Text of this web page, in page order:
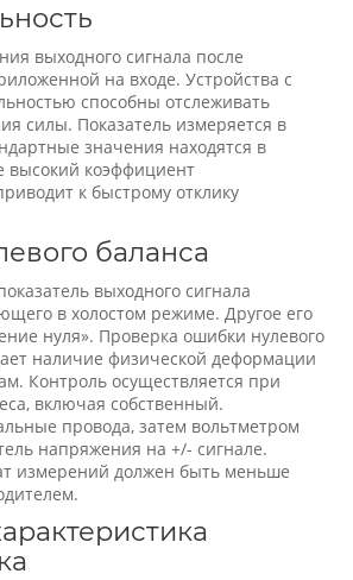
выходного сигнала после
на входе. Устройства с
способны отслеживать
силы. Показатель измеряется в
значения находятся в
высокий коэффициент
к быстрому отклику
баланса
выходного сигнала
в холостом режиме. Другое его
нуля». Проверка ошибки нулевого
наличие физической деформации
Контроль осуществляется при
включая собственный.
провода, затем вольтметром
напряжения на +/- сигнале.
измерений должен быть меньше